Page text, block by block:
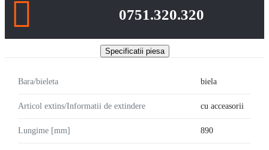
0751.320.320
Specificatii piesa
Bara/bieleta biela
Articol extins/Informatii de extindere cu acceasorii
Lungime [mm] 890